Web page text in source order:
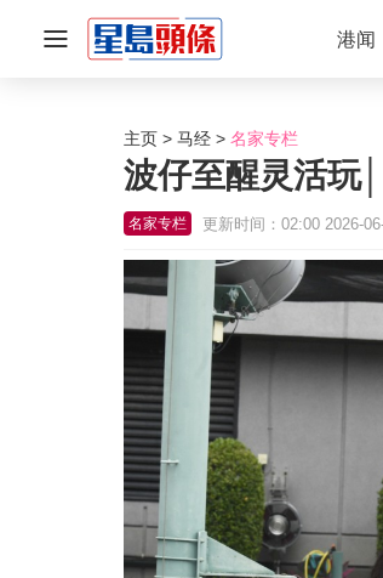
港闻
主页 马经 名家专栏
波仔至醒灵活玩
名家专栏 更新时间：02:00 2026-